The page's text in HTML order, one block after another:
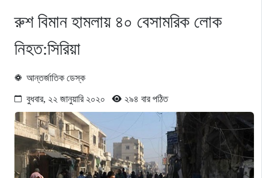
রুশ বিমান হামলায় ৪০ বেসামরিক লোক
নিহত:সিরিয়া
আন্তর্জাতিক ডেস্ক
বুধবার, ২২ জানুয়ারি ২০২০ ২৯৪ বার পঠিত